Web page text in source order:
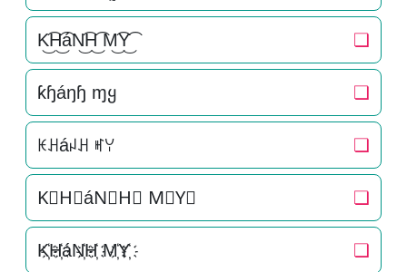
K͜͡H͜͡áN͜͡H͜͡ M͜͡Y͜͡ ❏
ƙɧáŋɧ ɱყ ❏
ꀘꃅáꈤꃅ ꎭꌩ ❏
K⃟H⃟áN⃟H⃟ M⃟Y⃟ ❏
K҉H҉áN҉H҉ M҉Y҉ ❏